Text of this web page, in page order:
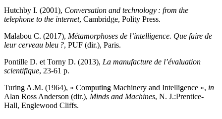
Hutchby I. (2001), Conversation and technology : from the
telephone to the internet, Cambridge, Polity Press.
Malabou C. (2017), Métamorphoses de l’intelligence. Que faire de
leur cerveau bleu ?, PUF (dir.), Paris.
Pontille D. et Torny D. (2013), La manufacture de l’évaluation
scientifique, 23-61 p.
Turing A.M. (1964), « Computing Machinery and Intelligence », in
Alan Ross Anderson (dir.), Minds and Machines, N. J.:Prentice-
Hall, Englewood Cliffs.